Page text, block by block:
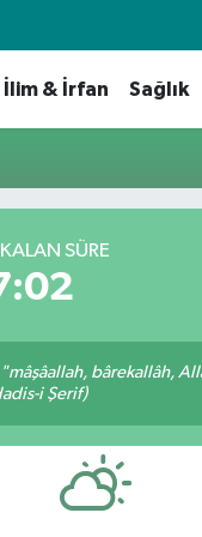
İlim & İrfan Sağlık
SÜRE
bârekallâh,
i Şerif)